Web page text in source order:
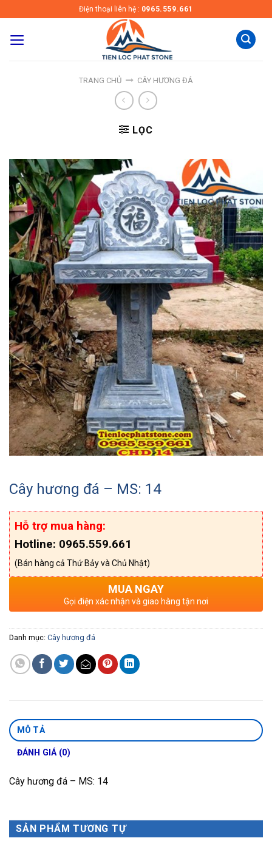
to
content
Điện thoại liên hệ : 0965.559.661
TRANG CHỦ CÂY HƯƠNG ĐÁ
LỌC
Cây hương đá – MS: 14
Hỗ trợ mua hàng:
Hotline: 0965.559.661
(Bán hàng cả Thứ Bảy và Chủ Nhật)
MUA NGAY
Gọi điện xác nhận và giao hàng tận nơi
Danh mục: Cây hương đá
MÔ TẢ
ĐÁNH GIÁ (0)
Cây hương đá – MS: 14
SẢN PHẨM TƯƠNG TỰ